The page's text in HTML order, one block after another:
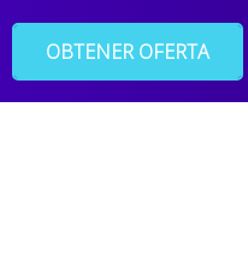
OBTENER OFERTA